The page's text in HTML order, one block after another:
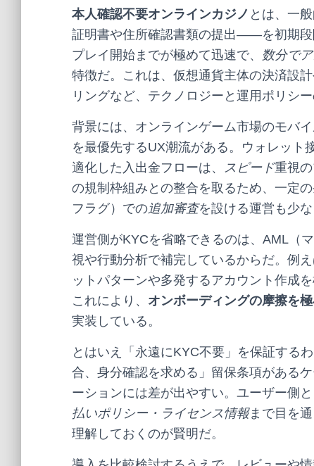
本人確認不要オンラインカジノ とは、一
証明書や住所確認書類の提出――を初期段
プレイ開始までが極めて迅速で、 数分で
特徴だ。これは、仮想通貨主体の決済設
リングなど、テクノロジーと運用ポリシ
背景には、オンラインゲーム市場のモバ
を最優先するUX潮流がある。ウォレット
適化した入出金フローは、 スピード重視
の規制枠組みとの整合を取るため、一定
フラグ）での追加審査を設ける運営も少な
運営側がKYCを省略できるのは、AML（
視や行動分析で補完しているからだ。例
ットパターンや多発するアカウント作成
これにより、 オンボーディングの摩擦を
実装している。
とはいえ「永遠にKYC不要」を保証する
合、身分確認を求める」留保条項がある
ーションには差が出やすい。ユーザー側
払いポリシー・ライセンス情報まで目を
理解しておくのが賢明だ。